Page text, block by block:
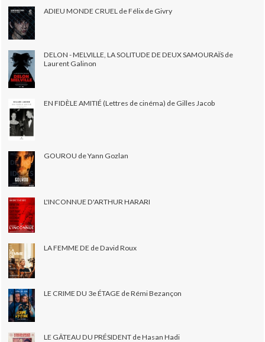
ADIEU MONDE CRUEL de Félix de Givry
DELON - MELVILLE, LA SOLITUDE DE DEUX SAMOURAÏS de
Laurent Galinon
EN FIDÈLE AMITIÉ (Lettres de cinéma) de Gilles Jacob
GOUROU de Yann Gozlan
L'INCONNUE D'ARTHUR HARARI
LA FEMME DE de David Roux
LE CRIME DU 3e ÉTAGE de Rémi Bezançon
LE GÂTEAU DU PRÉSIDENT de Hasan Hadi